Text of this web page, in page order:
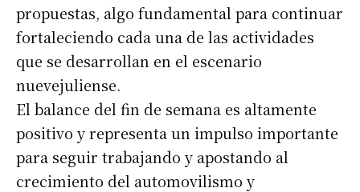
propuestas, algo fundamental para continuar
fortaleciendo cada una de las actividades
que se desarrollan en el escenario
nuevejuliense.
El balance del fin de semana es altamente
positivo y representa un impulso importante
para seguir trabajando y apostando al
crecimiento del automovilismo y